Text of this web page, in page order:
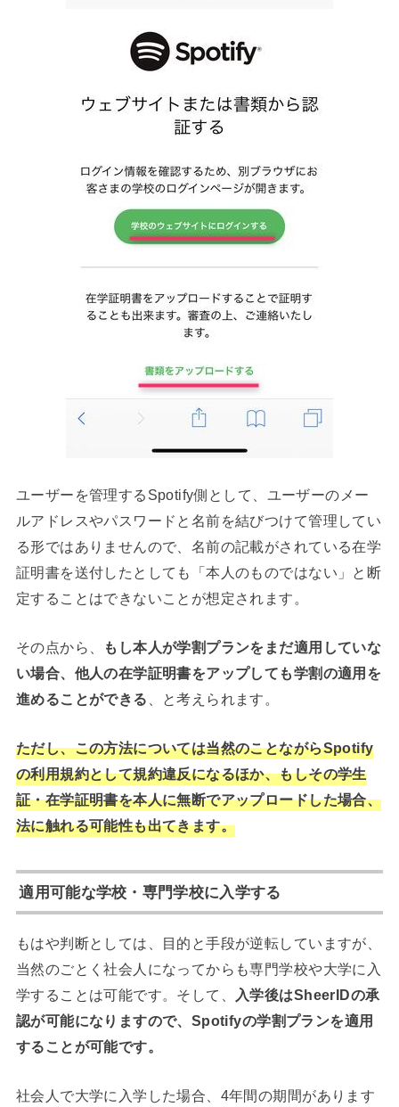
ユーザーを管理するSpotify側として、ユーザーのメー
ルアドレスやパスワードと名前を結びつけて管理してい
る形ではありませんので、名前の記載がされている在学
証明書を送付したとしても「本人のものではない」と断
定することはできないことが想定されます。
その点から、
もし本人が学割プランをまだ適用していな
い場合、他人の在学証明書をアップしても学割の適用を
進めることができる 、と考えられます。
ただし、この方法については当然のことながらSpotify
の利用規約として規約違反になるほか、もしその学生
証・在学証明書を本人に無断でアップロードした場合、
法に触れる可能性も出てきます。
適用可能な学校・専門学校に入学する
もはや判断としては、目的と手段が逆転していますが、
当然のごとく社会人になってからも専門学校や大学に入
学することは可能です。そして、
入学後はSheerIDの承
認が可能になりますので、Spotifyの学割プランを適用
することが可能です。
社会人で大学に入学した場合、4年間の期間があります